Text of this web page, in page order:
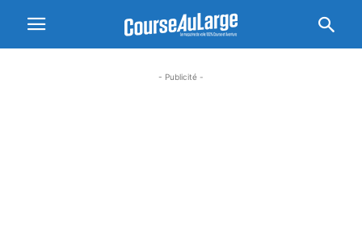
- Publicité -